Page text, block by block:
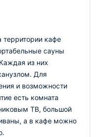
территории кафе
сауны
из них
Для
и возможности
есть комната
ТВ, большой
а в кафе можно